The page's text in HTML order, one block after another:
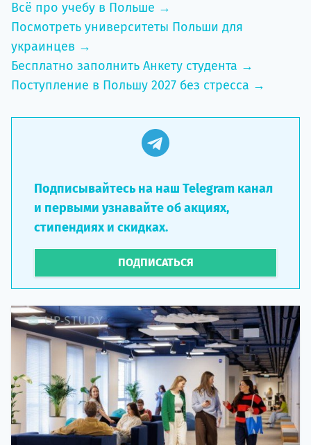
Всё про учебу в Польше →
Посмотреть университеты Польши для
украинцев →
Бесплатно заполнить Анкету студента →
Поступление в Польшу 2027 без стресса →
Подписывайтесь на наш Telegram канал
и первыми узнавайте об акциях,
стипендиях и скидках.
ПОДПИСАТЬСЯ